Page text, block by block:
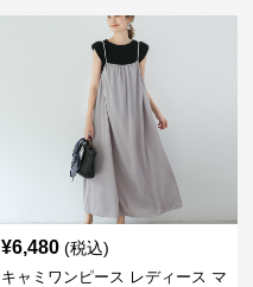
¥6,480 (税込)
キャミワンピース レディース マ